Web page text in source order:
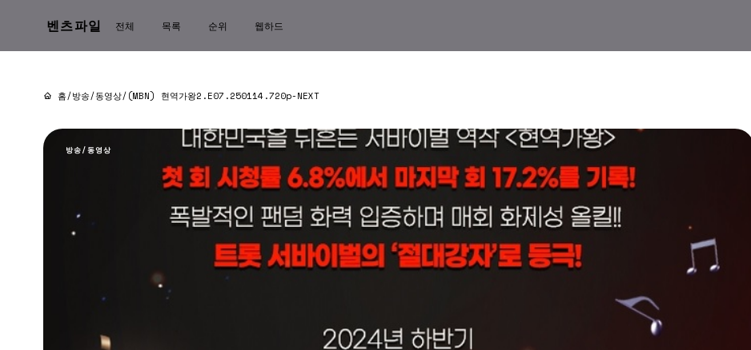
벤츠파일 전체 목록 순위 웹하드
홈/방송/동영상/(MBN) 현역가왕2.E07.250114.720p-NEXT
방송/동영상